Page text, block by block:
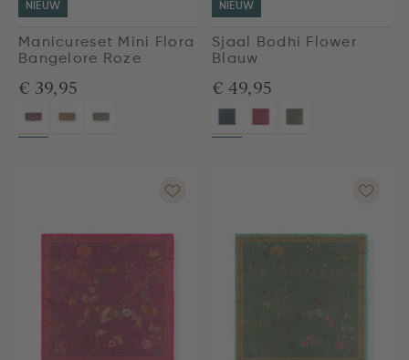
NIEUW
Manicureset Mini Flora
Bangelore Roze
€ 39,95
NIEUW
Sjaal Bodhi Flower
Blauw
€ 49,95